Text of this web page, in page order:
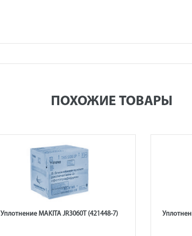
ПОХОЖИЕ ТОВАРЫ
Уплотнение MAKITA JR3060T (421448-7)